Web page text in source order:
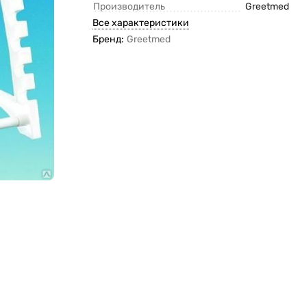
Производитель
Greetmed
Все характеристики
Бренд: Greetmed